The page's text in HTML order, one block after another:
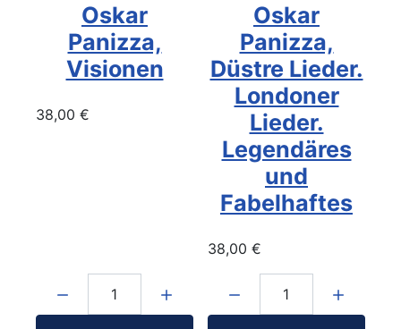
Oskar
Panizza,
Visionen
38,00 €
Oskar
Panizza,
Düstre Lieder.
Londoner
Lieder.
Legendäres
und
Fabelhaftes
38,00 €